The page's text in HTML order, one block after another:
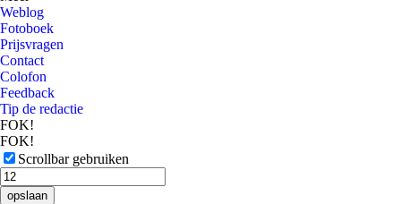
Weblog
Fotoboek
Prijsvragen
Contact
Colofon
Feedback
Tip de redactie
FOK!
FOK!
Scrollbar gebruiken
opslaan